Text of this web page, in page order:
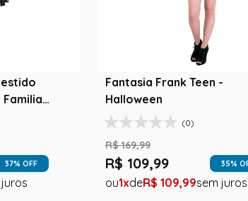
37% OFF
Fantasia Frank Teen -
Halloween
(0)
R$ 169,99
R$ 109,99 35%
1 R$ 109,99